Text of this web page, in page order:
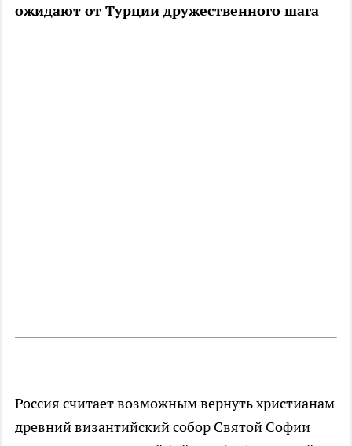
ожидают от Турции дружественного шага
Россия считает возможным вернуть христианам
древний византийский собор Святой Софии